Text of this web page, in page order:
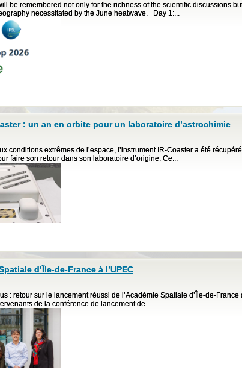
be remembered not only for the richness of the scientific discussions
necessitated by the June heatwave. Day 1:...
: un an en orbite pour un laboratoire d’astrochimie
conditions extrêmes de l’espace, l’instrument IR-Coaster a été récupéré
faire son retour dans son laboratoire d’origine. Ce...
d’Île-de-France à l’UPEC
: retour sur le lancement réussi de l’Académie Spatiale d’Île-de-France
de la conférence de lancement de...